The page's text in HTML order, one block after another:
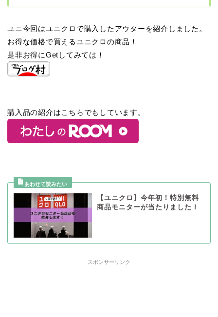
ユニ今回はユニクロで購入したアウターを紹介しました。
お得な価格で買えるユニクロの商品！
是非お得にGetしてみては！
購入品の紹介はこちらでもしています。
【ユニクロ】今年初！特別無料
商品モニターが当たりました！
スポンサーリンク